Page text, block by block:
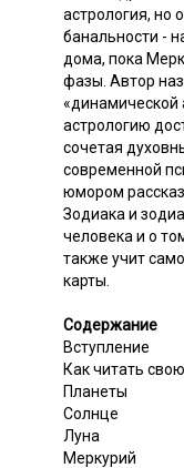
астрология, но
банальности -
дома, пока
фазы. Автор
«динамической
астрологию
сочетая
современной
юмором
Зодиака и
человека и о
также учит
карты.
Содержание
Вступление
Как читать
Планеты
Солнце
Луна
Меркурий